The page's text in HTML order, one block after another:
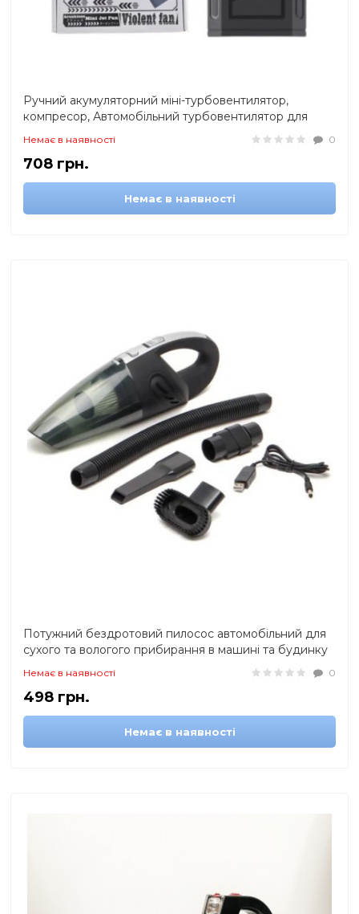
Ручний акумуляторний міні-турбовентилятор,
компресор, Автомобільний турбовентилятор для
Немає в наявності 0
708 грн.
Немає в наявності
Потужний бездротовий пилосос автомобільний для
сухого та вологого прибирання в машині та будинку
Немає в наявності 0
498 грн.
Немає в наявності